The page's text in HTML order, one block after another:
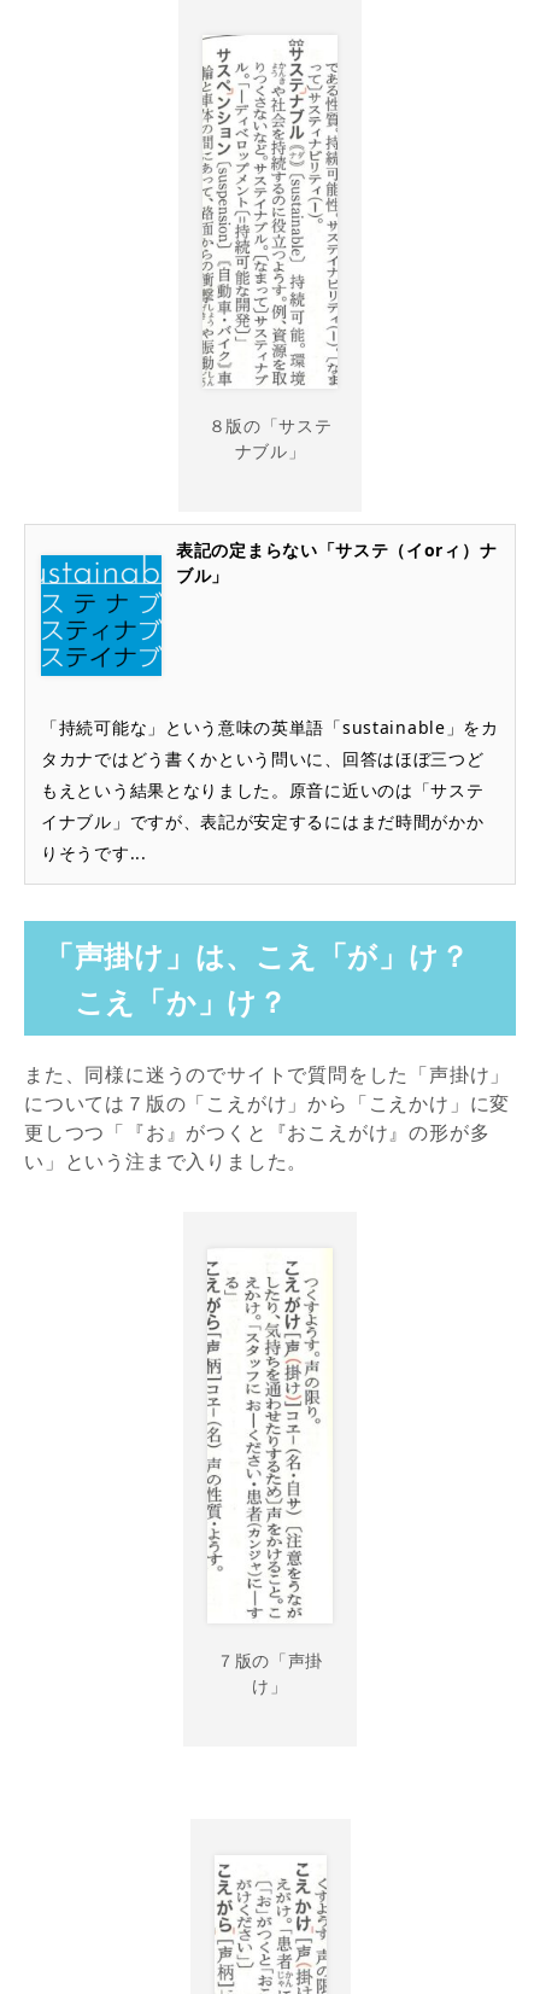
８版の「サステ
ナブル」
表記の定まらない「サステ（イorィ）ナ
ブル」
「持続可能な」という意味の英単語「sustainable」をカ
タカナではどう書くかという問いに、回答はほぼ三つど
もえという結果となりました。原音に近いのは「サステ
イナブル」ですが、表記が安定するにはまだ時間がかか
りそうです...
「声掛け」は、こえ「が」け？
こえ「か」け？
また、同様に迷うのでサイトで質問をした「声掛け」
については７版の「こえがけ」から「こえかけ」に変
更しつつ「『お』がつくと『おこえがけ』の形が多
い」という注まで入りました。
７版の「声掛
け」